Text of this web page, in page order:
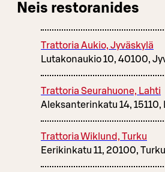
Neis restoranides
Trattoria Aukio, Jyväskylä
Lutakonaukio 10, 40100,
Trattoria Seurahuone, Lahti
Aleksanterinkatu 14, 15110,
Trattoria Wiklund, Turku
Eerikinkatu 11, 20100, Turku